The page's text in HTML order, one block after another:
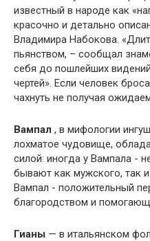
известный в народе как
красочно и детально
Владимира Набокова.
пьянством, – сообщал
себя до пошлейших
чертей». Если человек
чахнуть не получая
Вампал , в мифологии
лохматое чудовище,
силой: иногда у Вампала -
бывают как мужского, так
Вампал - положительный
благородством и
Гианы — в итальянском